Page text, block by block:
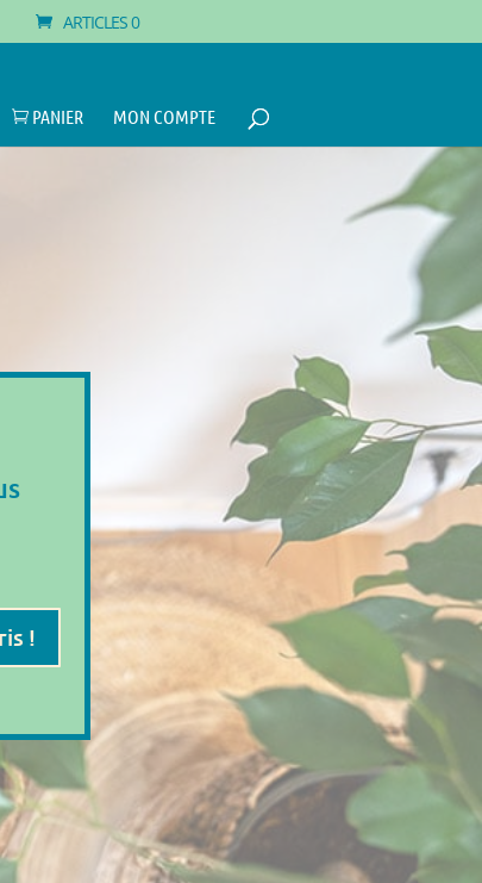
ARTICLES 0
 PANIER MON COMPTE
!